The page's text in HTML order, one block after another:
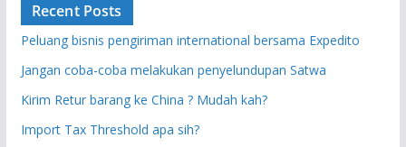
Recent Posts
Peluang bisnis pengiriman international bersama Expedito
Jangan coba-coba melakukan penyelundupan Satwa
Kirim Retur barang ke China ? Mudah kah?
Import Tax Threshold apa sih?